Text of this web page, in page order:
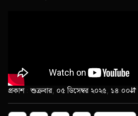
প্রকাশ : শুক্রবার, ০৫ ডিসেম্বর ২০২৫, ১৪:০০